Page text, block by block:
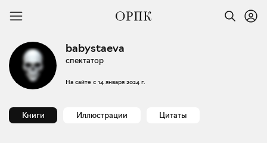
babystaeva
спектатор
На сайте с 14 января 2024 г.
Книги Иллюстрации Цитаты